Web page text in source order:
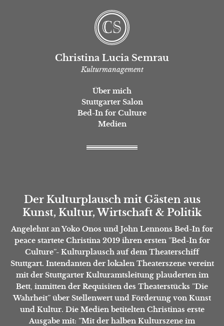
Christina Lucia Semrau
Kulturmanagement
Über mich
Stuttgarter Salon
Bed-In for Culture
Medien
Der Kulturplausch mit Gästen aus
Kunst, Kultur, Wirtschaft & Politik
Angelehnt an Yoko Onos und John Lennons Bed-In for
peace startete Christina 2019 ihren ersten ”Bed-In for
Culture”- Kulturplausch auf dem Theaterschiff
Stuttgart. Intendanten der lokalen Theaterszene vereint
mit der Stuttgarter Kulturamtsleitung plauderten im
Bett, inmitten der Requisiten des Theaterstücks ”Die
Wahrheit” über Stellenwert und Förderung von Kunst
und Kultur. Die Medien betitelten Christinas erste
Ausgabe mit: ”Mit der halben Kulturszene im